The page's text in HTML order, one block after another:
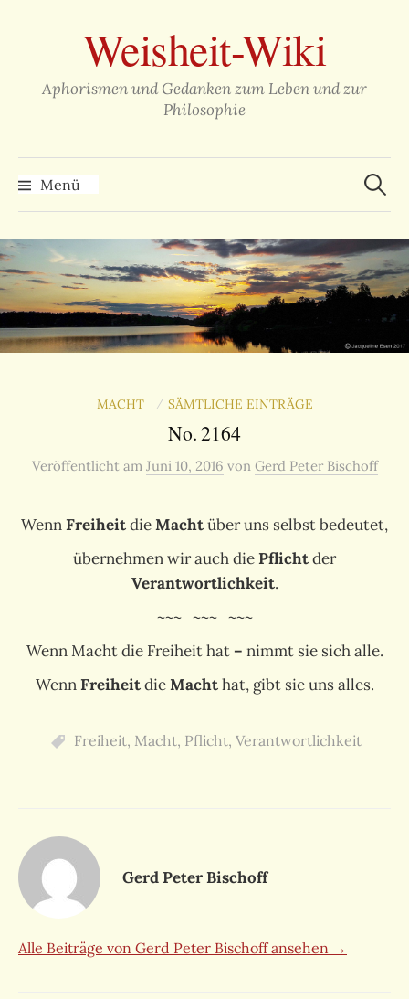
überspringenWeisheit-Wiki
Aphorismen und Gedanken zum Leben und zur
Philosophie
Menü
Suchen
nach:
MACHT / SÄMTLICHE EINTRÄGE
No. 2164
Veröffentlicht am Juni 10, 2016 von Gerd Peter Bischoff
WennFreiheitdieMachtüber uns selbst bedeutet,
übernehmen wir auch diePflichtder
Verantwortlichkeit.
~~~ ~~~ ~~~
Wenn Macht die Freiheit hat– nimmt sie sich alle.
WennFreiheitdieMachthat, gibt sie uns alles.
Freiheit, Macht, Pflicht, Verantwortlichkeit
Gerd Peter Bischoff
Alle Beiträge von Gerd Peter Bischoff ansehen →